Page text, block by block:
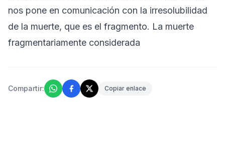
nos pone en comunicación con la irresolubilidad
de la muerte, que es el fragmento. La muerte
fragmentariamente considerada
Compartir: Copiar enlace